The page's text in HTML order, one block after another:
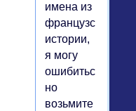
имена из
французской
истории,
я могу
ошибиться,
но
возьмите